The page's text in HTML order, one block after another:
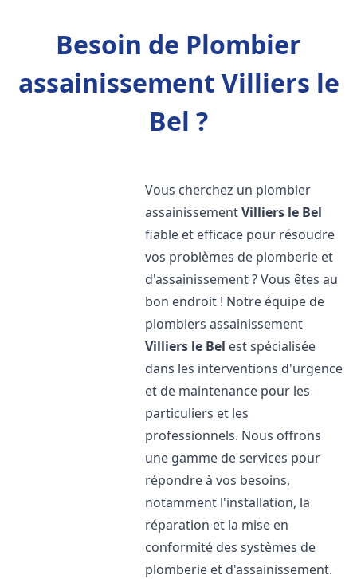
Besoin de Plombier
assainissement Villiers le
Bel ?
Vous cherchez un plombier
assainissementVilliers le Bel
fiable et efficace pour résoudre
vos problèmes de plomberie et
d'assainissement ? Vous êtes au
bon endroit ! Notre équipe de
plombiers assainissement
Villiers le Bel est spécialisée
dans les interventions d'urgence
et de maintenance pour les
particuliers et les
professionnels. Nous offrons
une gamme de services pour
répondre à vos besoins,
notamment l'installation, la
réparation et la mise en
conformité des systèmes de
plomberie et d'assainissement.